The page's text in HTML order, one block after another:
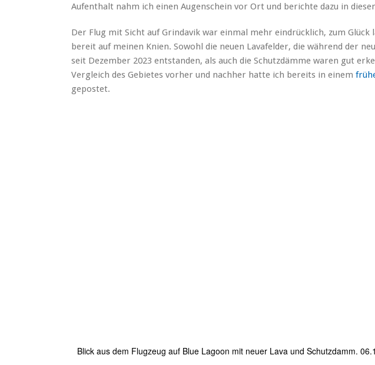
Aufenthalt nahm ich einen Augenschein vor Ort und berichte dazu in
Der Flug mit Sicht auf Grindavik war einmal mehr eindrücklich, zum Glück
bereit auf meinen Knien. Sowohl die neuen Lavafelder, die während der
seit Dezember 2023 entstanden, als auch die Schutzdämme waren gut
Vergleich des Gebietes vorher und nachher hatte ich bereits in einem
gepostet.
Blick aus dem Flugzeug auf Blue Lagoon mit neuer Lava und Schutzdamm.